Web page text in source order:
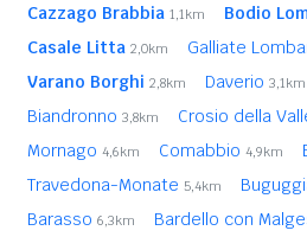
Cazzago Brabbia 1,1km Bodio
Casale Litta 2,0km Galliate
Varano Borghi 2,8km Daverio 3,1km
Biandronno 3,8km Crosio della
Mornago 4,6km Comabbio 4,9km
Travedona-Monate 5,4km
Barasso 6,3km Bardello con